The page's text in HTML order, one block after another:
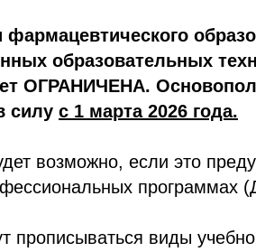
образовательных
ОГРАНИЧЕНА.
силу с 1 марта 2026 года.
возможно, если это
программах
виды